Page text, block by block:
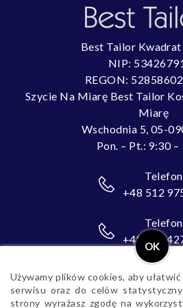
Best Tailor Kwadrat
NIP:
REGON:
Szycie Na Miarę Best Tailor
Miarę
Wschodnia 5, 05-
Pon. – Pt.: 9:30
+48 512
+48 503
biuro@best-
Używamy plików cookies, aby
serwisu oraz do celów
strony wyrażasz zgodę na
OK